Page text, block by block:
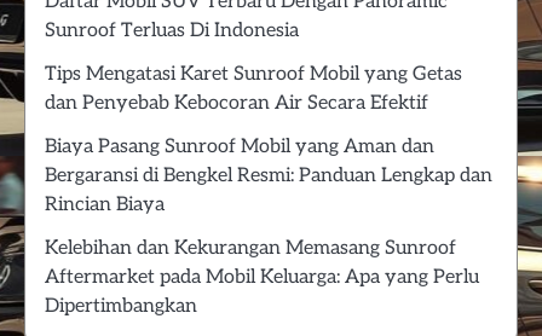
Sunroof Terluas Di Indonesia
Tips Mengatasi Karet Sunroof Mobil yang Getas
dan Penyebab Kebocoran Air Secara Efektif
Biaya Pasang Sunroof Mobil yang Aman dan
Bergaransi di Bengkel Resmi: Panduan Lengkap dan
Rincian Biaya
Kelebihan dan Kekurangan Memasang Sunroof
Aftermarket pada Mobil Keluarga: Apa yang Perlu
Dipertimbangkan